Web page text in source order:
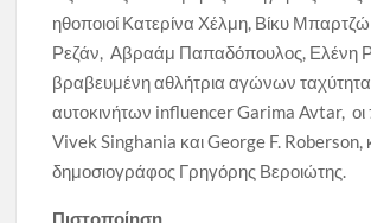
ηθοποιοί Κατερίνα Χέλμη, Βίκυ
Ρεζάν, Αβραάμ Παπαδόπουλος, Ελένη
βραβευμένη αθλήτρια αγώνων
αυτοκινήτων influencer Garima Avtar,
Vivek Singhania και George F. Roberson,
δημοσιογράφος Γρηγόρης Βεροιώτης.
Πιστοποίηση